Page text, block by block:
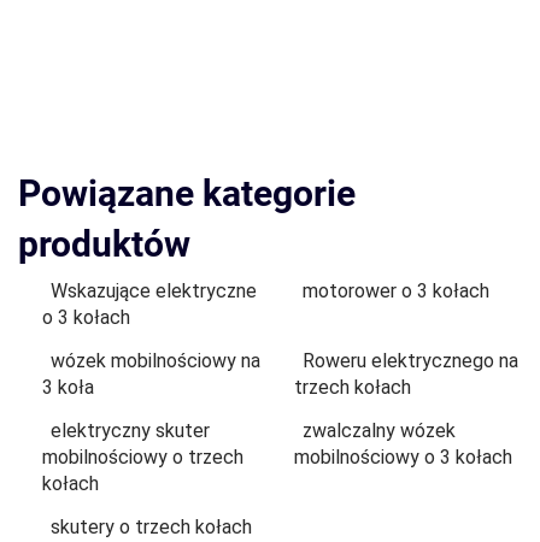
Powiązane kategorie
produktów
Wskazujące elektryczne
o 3 kołach
motorower o 3 kołach
wózek mobilnościowy na
3 koła
Roweru elektrycznego na
trzech kołach
elektryczny skuter
mobilnościowy o trzech
kołach
zwalczalny wózek
mobilnościowy o 3 kołach
skutery o trzech kołach